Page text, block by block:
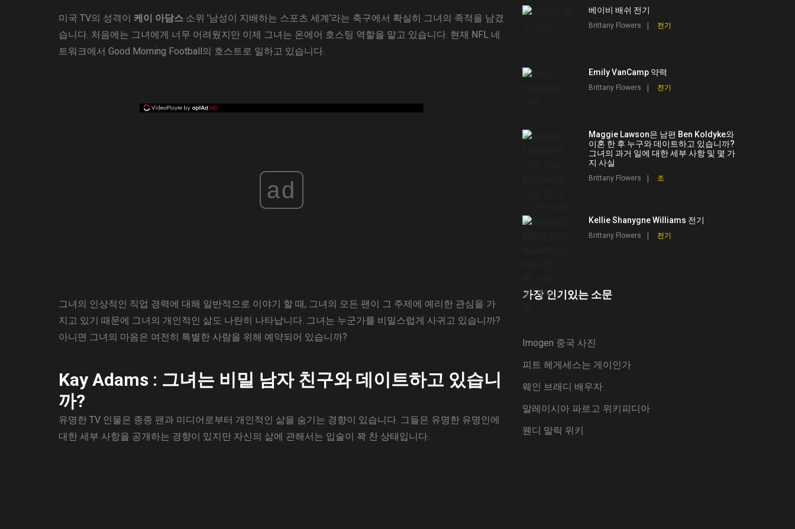
미국 TV의 성격이 케이 아담스 소위 '남성이 지배하는 스포츠 세계'라는 축구에서 확실히 그녀의 족적을 남겼
습니다. 처음에는 그녀에게 너무 어려웠지만 이제 그녀는 온에어 호스팅 역할을 맡고 있습니다. 현재 NFL 네
트워크에서 Good Morning Football의 호스트로 일하고 있습니다.
ad
그녀의 인상적인 직업 경력에 대해 일반적으로 이야기 할 때, 그녀의 모든 팬이 그 주제에 예리한 관심을 가
지고 있기 때문에 그녀의 개인적인 삶도 나란히 나타납니다. 그녀는 누군가를 비밀스럽게 사귀고 있습니까?
아니면 그녀의 마음은 여전히 ​​특별한 사람을 위해 예약되어 있습니까?
Kay Adams : 그녀는 비밀 남자 친구와 데이트하고 있습니
까?
유명한 TV 인물은 종종 팬과 미디어로부터 개인적인 삶을 숨기는 경향이 있습니다. 그들은 유명한 유명인에
대한 세부 사항을 공개하는 경향이 있지만 자신의 삶에 관해서는 입술이 꽉 찬 상태입니다.
베이비 배쉬 전기
Brittany Flowers 전기
Emily VanCamp 약력
Brittany Flowers 전기
Maggie Lawson은 남편 Ben Koldyke와
이혼 한 후 누구와 데이트하고 있습니까?
그녀의 과거 일에 대한 세부 사항 및 몇 가
지 사실
Brittany Flowers 조
Kellie Shanygne Williams 전기
Brittany Flowers 전기
가장 인기있는 소문
Imogen 중국 사진
피트 헤게세스는 게이인가
웨인 브래디 배우자
말레이시아 파르고 위키피디아
웬디 말릭 위키